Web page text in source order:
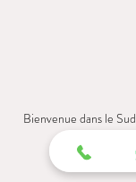
Bienvenue dans le